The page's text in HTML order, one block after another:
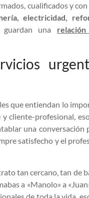
cualificados y
electricidad,
una
que entiendan lo
cliente-profesional,
una conversación
satisfecho y el
tan cercano, tan de
a «Manolo» a